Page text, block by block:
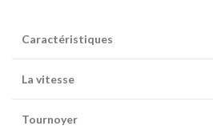
Caractéristiques
La vitesse
Tournoyer